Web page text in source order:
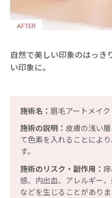
自然で美しい印象のはっき
い印象に。
AFTER
施術名： 眉毛アートメイク
施術の説明： 皮膚の浅い
て色素を入れることによ
す。
施術のリスク・副作用：
感、内出血、アレルギー
などを生じることがありま